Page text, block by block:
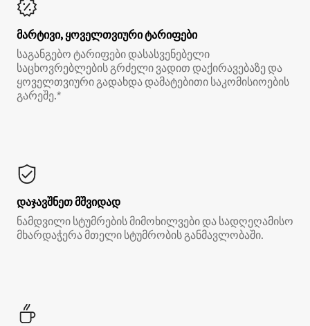
მარტივი, ყოველთვიური ტარიფები
საგანგებო ტარიფები დასასვენებელი
საცხოვრებლების გრძელი ვადით დაქირავებაზე და
ყოველთვიური გადახდა დამატებითი საკომისიოების
გარეშე.*
დაჯავშნეთ მშვიდად
ნამდვილი სტუმრების მიმოხილვები და სადღეღამისო
მხარდაჭერა მთელი სტუმრობის განმავლობაში.